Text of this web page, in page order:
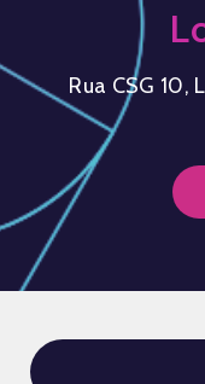
Rua CSG 10,